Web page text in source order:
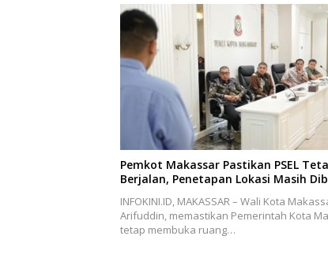
Pemkot Makassar Pastikan PSEL
Berjalan, Penetapan Lokasi Masih
INFOKINI.ID, MAKASSAR – Wali Kota
Arifuddin, memastikan Pemerintah Kota
tetap membuka ruang…